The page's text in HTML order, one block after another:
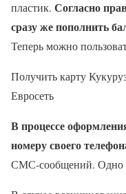
пластик. Согласно
сразу же пополнить
Теперь можно
Получить карту
Евросеть
В процессе
номеру своего
СМС-сообщений. Одно